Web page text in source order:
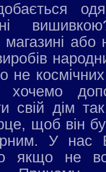
магазині
не
свій дім
щоб він
У нас
якщо не